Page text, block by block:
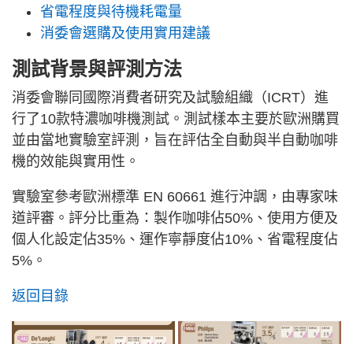
省電程度與待機耗電量
消委會選購及使用實用建議
測試背景與評測方法
消委會聯同國際消費者研究及試驗組織（ICRT）進
行了10款特濃咖啡機測試。測試樣本主要於歐洲購買
並由當地實驗室評測，旨在評估全自動與半自動咖啡
機的效能與實用性。
實驗室參考歐洲標準 EN 60661 進行沖調，由專家味
道評審。評分比重為：製作咖啡佔50%、使用方便及
個人化設定佔35%、運作寧靜度佔10%、省電程度佔
5%。
返回目錄